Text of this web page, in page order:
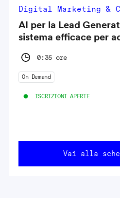
Digital Marketing &
AI per la Lead
sistema efficace per
0:35 ore
On Demand
ISCRIZIONI APERTE
Vai alla